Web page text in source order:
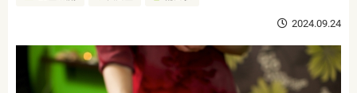
おでかけ
2024.09.24